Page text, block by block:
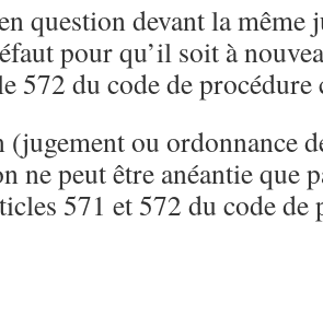
question devant la
pour qu’il soit à
572 du code de
(jugement ou ordonnance
ne peut être anéantie que
571 et 572 du code